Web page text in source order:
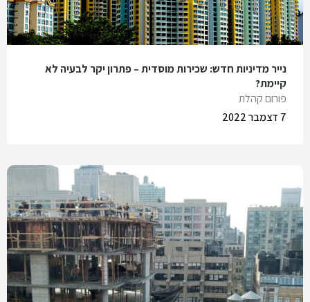
נייר מדיניות חדש: שכירות מוסדית – פתרון יקר לבעיה לא
קיימת?
פורום קהלת
7 דצמבר 2022